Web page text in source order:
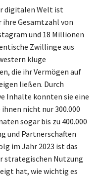
digitalen Welt ist
ihre Gesamtzahl von
und 18 Millionen
Zwillinge aus
kluge
die ihr Vermögen auf
ließen. Durch
Inhalte konnten sie eine
nicht nur 300.000
sogar bis zu 400.000
und Partnerschaften
im Jahr 2023 ist das
strategischen Nutzung
hat, wie wichtig es